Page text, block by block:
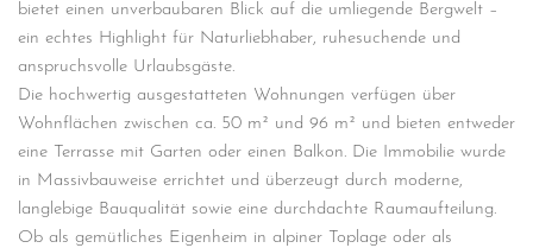
bietet einen unverbaubaren Blick auf die umliegende Bergwelt –
ein echtes Highlight für Naturliebhaber, ruhesuchende und
anspruchsvolle Urlaubsgäste.
Die hochwertig ausgestatteten Wohnungen verfügen über
Wohnflächen zwischen ca. 50 m² und 96 m² und bieten entweder
eine Terrasse mit Garten oder einen Balkon. Die Immobilie wurde
in Massivbauweise errichtet und überzeugt durch moderne,
langlebige Bauqualität sowie eine durchdachte Raumaufteilung.
Ob als gemütliches Eigenheim in alpiner Toplage oder als